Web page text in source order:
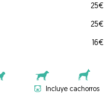
25€
25€
16€
Incluye cachorros